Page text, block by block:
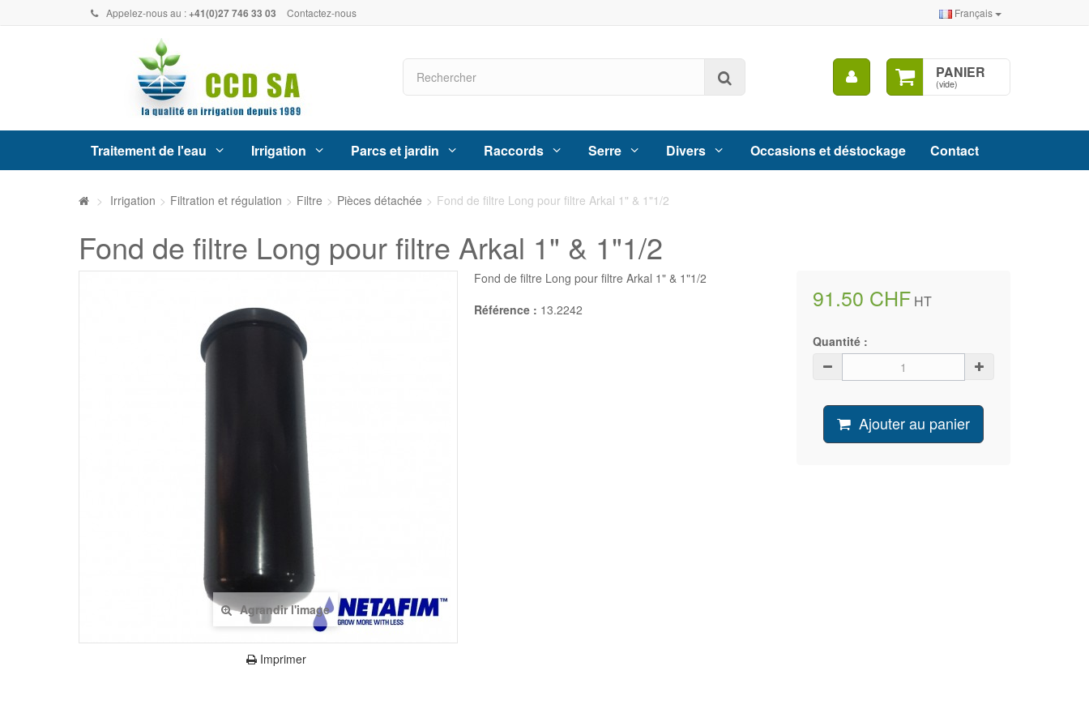
Appelez-nous au :+41(0)27 746 33 03 Contactez-nous Français
PANIER
(vide)
Mon
compte
Traitement de l'eau Irrigation Parcs et jardin Raccords Serre Divers Occasions et déstockage Contact
> Irrigation > Filtration et régulation > Filtre > Pièces détachée > Fond de filtre Long pour filtre Arkal 1" & 1"1/2
Fond de filtre Long pour filtre Arkal 1" & 1"1/2
Agrandir l'image
Imprimer
91.50 CHF HT
Quantité :
Ajouter au panier
Fond de filtre Long pour filtre Arkal 1" & 1"1/2
Référence : 13.2242